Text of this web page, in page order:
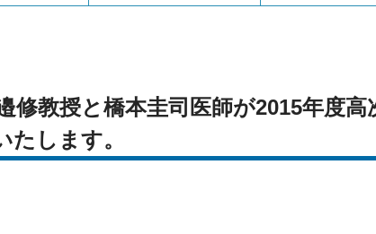
修教授と橋本圭司医師が2015年度
たします。